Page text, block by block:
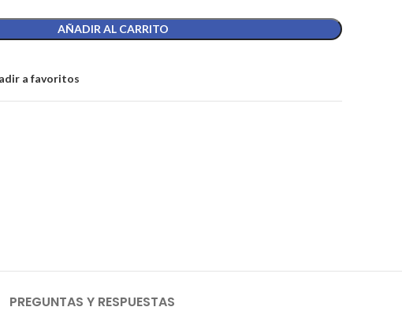
AÑADIR AL CARRITO
a favoritos
PREGUNTAS Y RESPUESTAS